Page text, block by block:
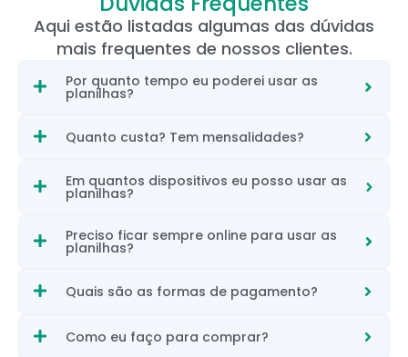
Aqui estão listadas algumas das dúvidas
mais frequentes de nossos clientes.
Por quanto tempo eu poderei usar as
planilhas?
Quanto custa? Tem mensalidades?
Em quantos dispositivos eu posso usar as
planilhas?
Preciso ficar sempre online para usar as
planilhas?
Quais são as formas de pagamento?
Como eu faço para comprar?